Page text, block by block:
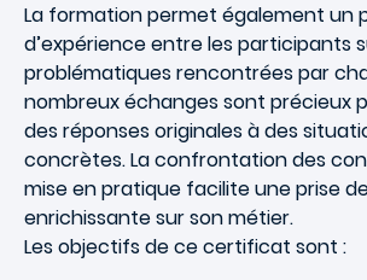
La formation permet également un
d’expérience entre les participants
problématiques rencontrées par
nombreux échanges sont précieux
des réponses originales à des
concrètes. La confrontation des
mise en pratique facilite une prise
enrichissante sur son métier.
Les objectifs de ce certificat sont :